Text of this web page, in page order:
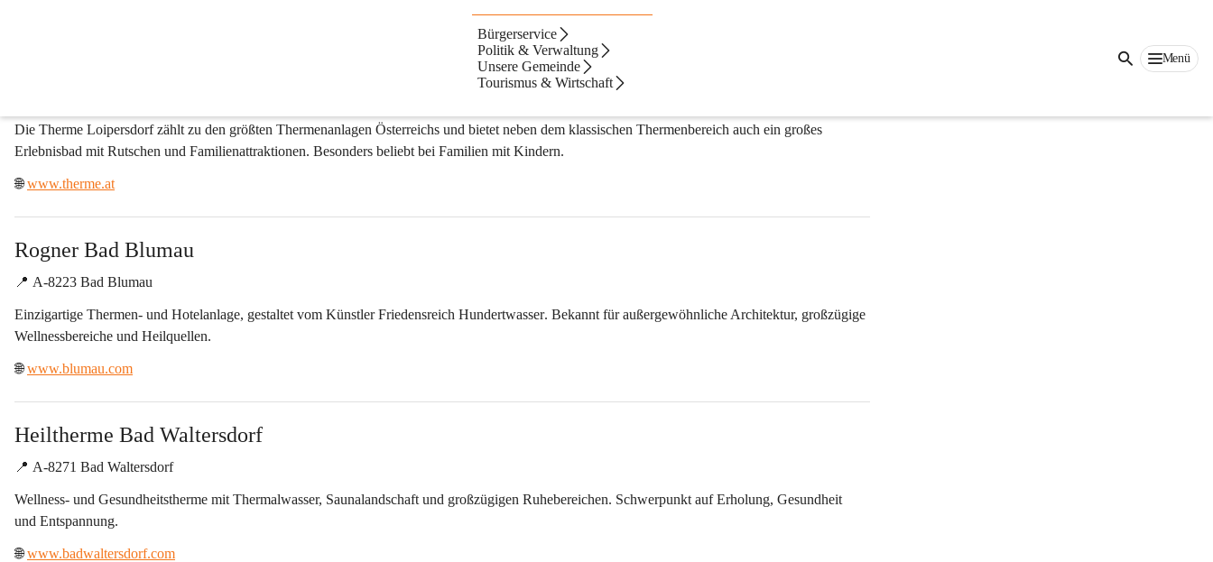
Bürgerservice
Politik & Verwaltung
Unsere Gemeinde
Tourismus & Wirtschaft
Menü
Die Therme Loipersdorf zählt zu den größten Thermenanlagen Österreichs und bietet neben dem klassischen Thermenbereich auch ein großes
Erlebnisbad mit Rutschen und Familienattraktionen. Besonders beliebt bei Familien mit Kindern.
🌐 www.therme.at
Rogner Bad Blumau
📍 A-8223 Bad Blumau
Einzigartige Thermen- und Hotelanlage, gestaltet vom Künstler Friedensreich Hundertwasser. Bekannt für außergewöhnliche Architektur, großzügige
Wellnessbereiche und Heilquellen.
🌐 www.blumau.com
Heiltherme Bad Waltersdorf
📍 A-8271 Bad Waltersdorf
Wellness- und Gesundheitstherme mit Thermalwasser, Saunalandschaft und großzügigen Ruhebereichen. Schwerpunkt auf Erholung, Gesundheit
und Entspannung.
🌐 www.badwaltersdorf.com